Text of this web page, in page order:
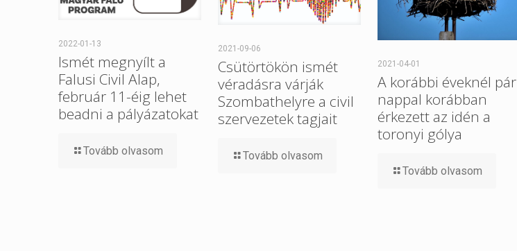
2022-01-13
Ismét megnyílt a
Falusi Civil Alap,
február 11-éig lehet
beadni a pályázatokat
Tovább olvasom
2021-09-06
Csütörtökön ismét
véradásra várják
Szombathelyre a civil
szervezetek tagjait
Tovább olvasom
2021-04-01
A korábbi éveknél pár
nappal korábban
érkezett az idén a
toronyi gólya
Tovább olvasom